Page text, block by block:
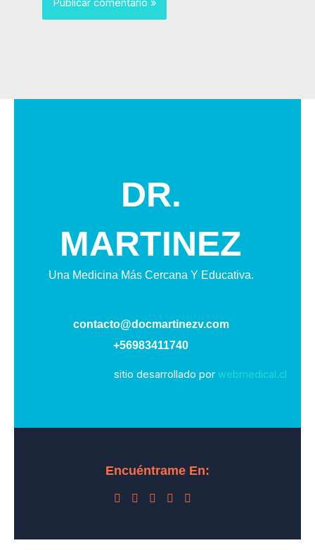
DR.
MARTINEZ
Una Medicina Más Cercana Y Educativa.
contacto@docmartinezv.com
+56983411740
sitio desarrollado por webmedical.cl
Encuéntrame En: